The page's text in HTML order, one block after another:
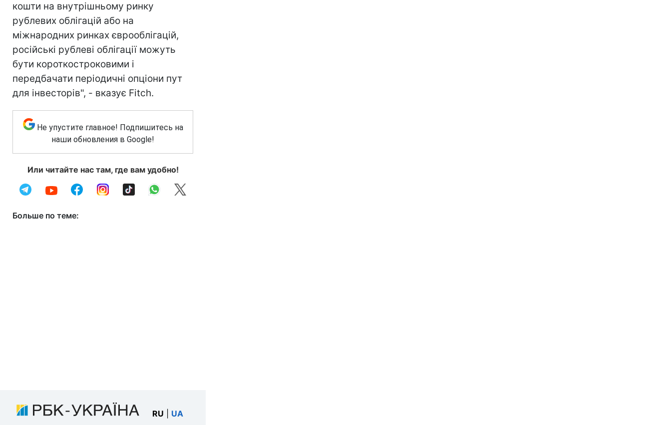
кошти на внутрішньому ринку
рублевих облігацій або на
міжнародних ринках єврооблігацій,
російські рублеві облігації можуть
бути короткостроковими і
передбачати періодичні опціони пут
для інвесторів", - вказує Fitch.
Не упустите главное! Подпишитесь на
наши обновления в Google!
Или читайте нас там, где вам удобно!
Больше по теме:
RU UA